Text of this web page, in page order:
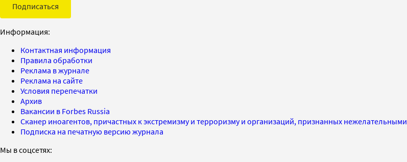
Подписаться
Информация:
Контактная информация
Правила обработки
Реклама в журнале
Реклама на сайте
Условия перепечатки
Архив
Вакансии в Forbes Russia
Сканер иноагентов, причастных к экстремизму и терроризму и организаций, признанных нежелательными
Подписка на печатную версию журнала
Мы в соцсетях: